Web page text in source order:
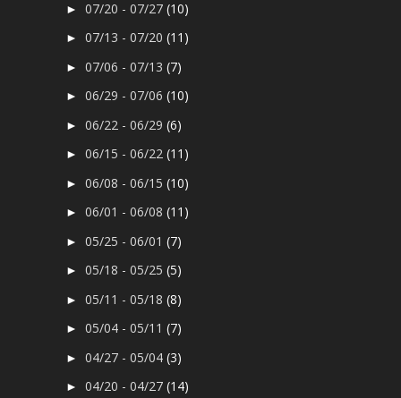
►07/20 - 07/27(10)
►07/13 - 07/20(11)
►07/06 - 07/13(7)
►06/29 - 07/06(10)
►06/22 - 06/29(6)
►06/15 - 06/22(11)
►06/08 - 06/15(10)
►06/01 - 06/08(11)
►05/25 - 06/01(7)
►05/18 - 05/25(5)
►05/11 - 05/18(8)
►05/04 - 05/11(7)
►04/27 - 05/04(3)
►04/20 - 04/27(14)